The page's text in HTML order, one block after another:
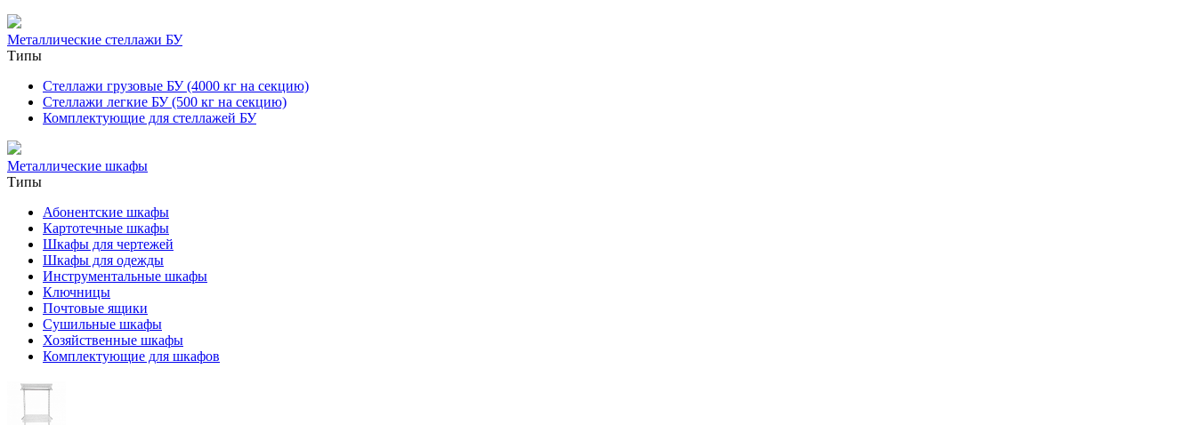
Металлические стеллажи БУ
Типы
Стеллажи грузовые БУ (4000 кг на секцию)
Стеллажи легкие БУ (500 кг на секцию)
Комплектующие для стеллажей БУ
Металлические шкафы
Типы
Абонентские шкафы
Картотечные шкафы
Шкафы для чертежей
Шкафы для одежды
Инструментальные шкафы
Ключницы
Почтовые ящики
Сушильные шкафы
Хозяйственные шкафы
Комплектующие для шкафов